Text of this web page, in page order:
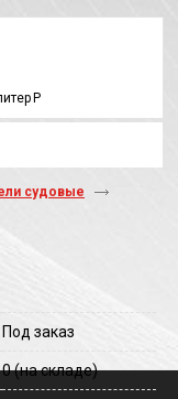
Р
судовые
Под заказ
0(на складе)